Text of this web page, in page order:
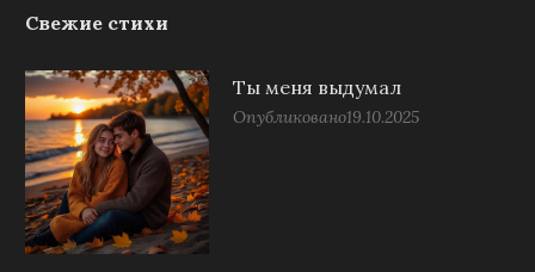
Свежие стихи
Ты меня выдумал
Опубликовано19.10.2025